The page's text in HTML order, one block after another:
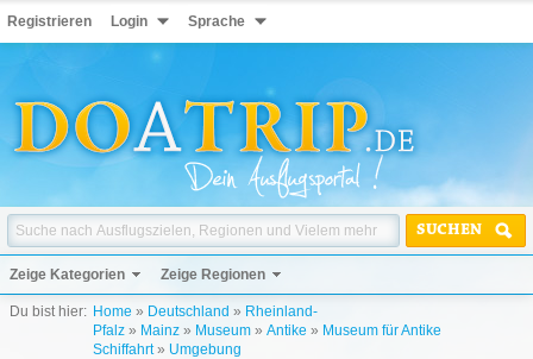
Registrieren Login Sprache
SUCHEN
Zeige Kategorien Zeige Regionen
Du bist hier: Home » Deutschland » Rheinland-
Pfalz » Mainz » Museum » Antike » Museum für Antike
Schiffahrt» Umgebung